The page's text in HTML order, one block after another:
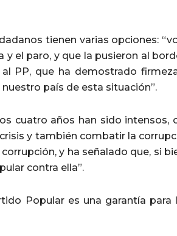
tienen varias opciones:
y el paro, y que la pusieron al
PP, que ha demostrado
país de esta situación”.
cuatro años han sido intensos,
y también combatir la
y ha señalado que, si
contra ella”.
Popular es una garantía para